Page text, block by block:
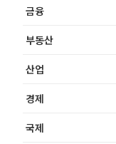
금융
부동산
산업
경제
국제